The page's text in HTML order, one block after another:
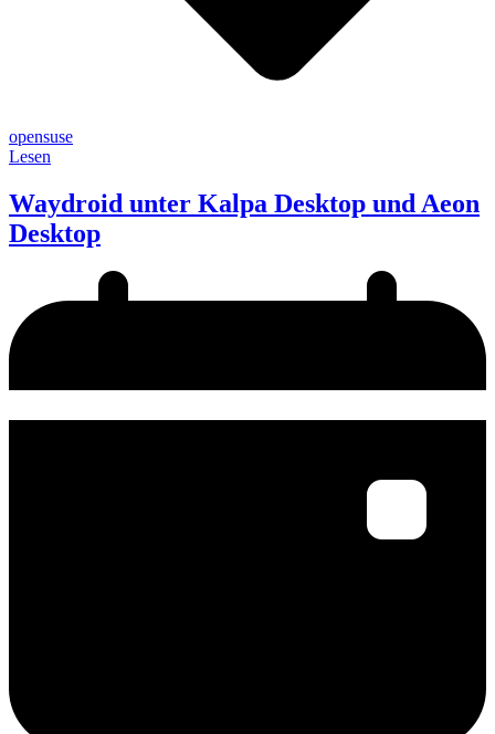
opensuse
Lesen
Waydroid unter Kalpa Desktop und Aeon
Desktop